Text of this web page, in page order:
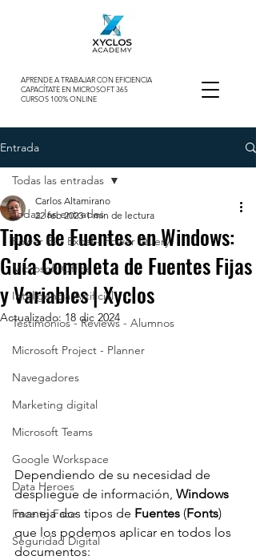
APRENDE A TRABAJAR CON EFICIENCIA
CAPACÍTATE EN MICROSOFT 365
CURSOS 100% ONLINE
Entrada
Todas las entradas
Power BI - Excel - Power Query
Microsoft Office
Inteligencia Artificial
Testimonios - Reviews - Alumnos
Microsoft Project - Planner
Navegadores
Marketing digital
Microsoft Teams
Google Workspace
Data Heroes
Face to Face
Seguridad Digital
Todas las entradas
Tipos de Fuentes en Windows:
Guía Completa de Fuentes Fijas
y Variables | Xyclos
Carlos Altamirano
22 feb 2023 1 min de lectura
Actualizado: 18 dic 2024
Dependiendo de su necesidad de
despliegue de información, Windows
maneja dos tipos de Fuentes (Fonts)
que los podemos aplicar en todos los
documentos: